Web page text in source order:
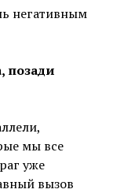
негативным
позади
мы все
уже
вызов